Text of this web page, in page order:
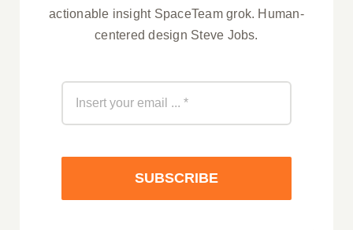
actionable insight SpaceTeam grok. Human-
centered design Steve Jobs.
SUBSCRIBE